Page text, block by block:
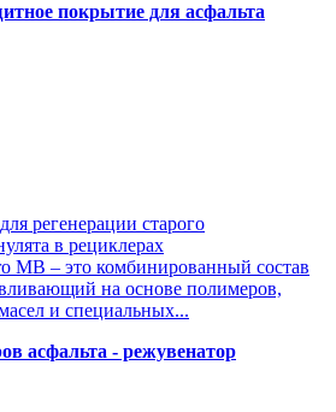
покрытие для асфальта
регенерации старого
в рециклерах
MB – это комбинированный состав
на основе полимеров,
и специальных...
асфальта - режувенатор